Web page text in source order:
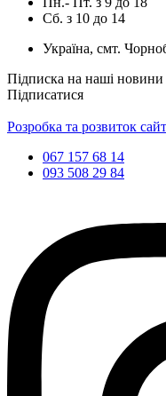
Сб. з 10 до 14
Україна, смт.
Підписка на наші новини
Підписатися
Розробка та розвиток
067 157 68 14
093 508 29 84